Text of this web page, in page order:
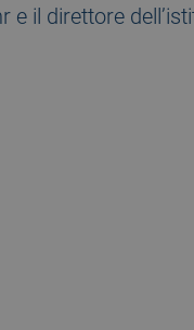
e il direttore